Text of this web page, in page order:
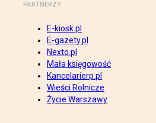
PARTNERZY
E-kiosk.pl
E-gazety.pl
Nexto.pl
Mała księgowość
Kancelarierp.pl
Wieści Rolnicze
Życie Warszawy